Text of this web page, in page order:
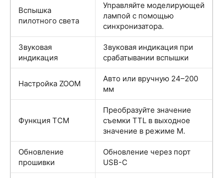
Вспышка
пилотного света
Управляйте моделирующей
лампой с помощью
синхронизатора.
Звуковая
индикация
Звуковая индикация при
срабатывании вспышки
Настройка ZOOM
Авто или вручную 24–200
мм
Функция TCM
Преобразуйте значение
съемки TTL в выходное
значение в режиме M.
Обновление
прошивки
Обновление через порт
USB-C